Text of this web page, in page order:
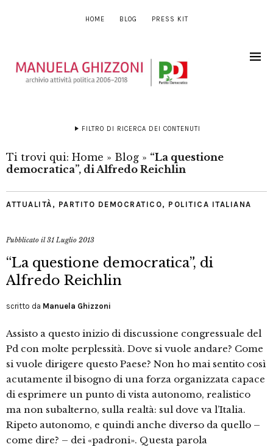
HOME BLOG PRESS KIT
FILTRO DI RICERCA DEI CONTENUTI
Ti trovi qui: Home » Blog » “La questione
democratica”, di Alfredo Reichlin
ATTUALITÀ , PARTITO DEMOCRATICO, POLITICA ITALIANA
Pubblicato il31 Luglio 2013
“La questione democratica”, di
Alfredo Reichlin
scritto da Manuela Ghizzoni
Assisto a questo inizio di discussione congressuale del
Pd con molte perplessità. Dove si vuole andare? Come
si vuole dirigere questo Paese? Non ho mai sentito così
acutamente il bisogno di una forza organizzata capace
di esprimere un punto di vista autonomo, realistico
ma non subalterno, sulla realtà: sul dove va l’Italia.
Ripeto autonomo, e quindi anche diverso da quello –
come dire? – dei «padroni». Questa parola